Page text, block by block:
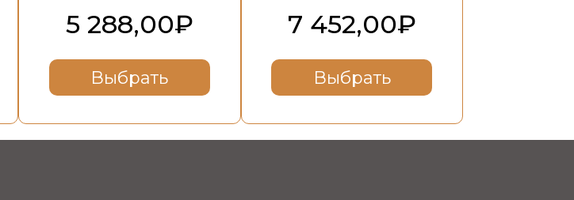
5 288,00₽
Выбрать
странице
7 452,00₽
Выбрать
странице